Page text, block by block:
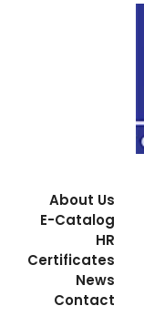
About Us
E-Catalog
HR
Certificates
News
Contact